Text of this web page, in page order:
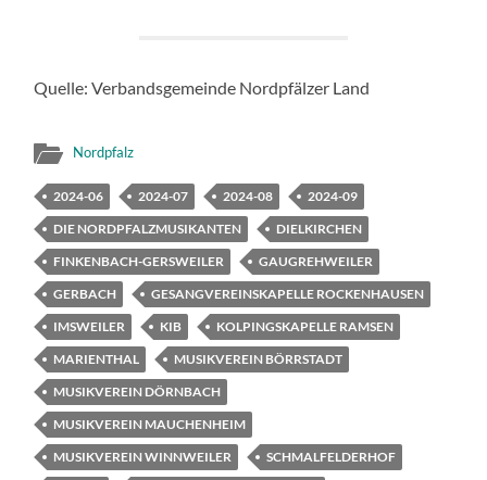
Quelle: Verbandsgemeinde Nordpfälzer Land
Nordpfalz
2024-06 2024-07 2024-08
2024-09
DIE NORDPFALZMUSIKANTEN
DIELKIRCHEN
FINKENBACH-GERSWEILER
GAUGREHWEILER
GERBACH
GESANGVEREINSKAPELLE ROCKENHAUSEN
IMSWEILER
KIB
KOLPINGSKAPELLE RAMSEN
MARIENTHAL
MUSIKVEREIN BÖRRSTADT
MUSIKVEREIN DÖRNBACH
MUSIKVEREIN MAUCHENHEIM
MUSIKVEREIN WINNWEILER
SCHMALFELDERHOF